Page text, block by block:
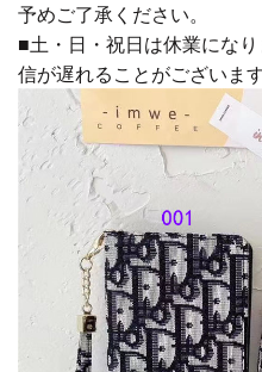
予めご了承ください。
■土・日・祝日は休業にな
信が遅れることがございま